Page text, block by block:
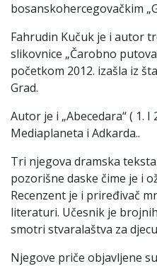
bosanskohercegovačkim
Fahrudin Kučuk je i autor
slikovnice „Čarobno
početkom 2012. izašla iz
Grad.
Autor je i „Abecedara“ ( 1. I
Mediaplaneta i Adkarda..
Tri njegova dramska
pozorišne daske čime je i
Recenzent je i priređivač
literaturi. Učesnik je
smotri stvaralaštva za
Njegove priče objavljene